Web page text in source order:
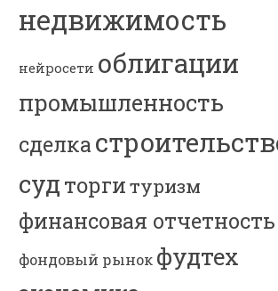
недвижимость
нейросети облигации
промышленность
сделка
судторгитуризм
финансовая отчетность
фондовый рынок фудтех